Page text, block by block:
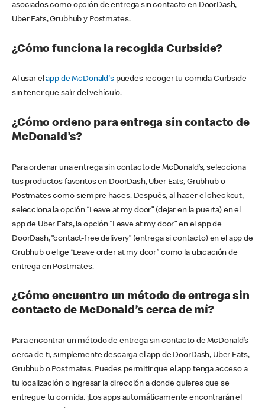
asociados como opción de entrega sin contacto en DoorDash,
Uber Eats, Grubhub y Postmates.
¿Cómo funciona la recogida Curbside?
Al usar elapp de McDonald'spuedes recoger tu comida Curbside
sin tener que salir del vehículo.
¿Cómo ordeno para entrega sin contacto de
McDonald’s?
Para ordenar una entrega sin contacto de McDonald’s, selecciona
tus productos favoritos en DoorDash, Uber Eats, Grubhub o
Postmates como siempre haces. Después, al hacer el checkout,
selecciona la opción “Leave at my door” (dejar en la puerta) en el
app de Uber Eats, la opción “Leave at my door” en el app de
DoorDash, “contact-free delivery” (entrega si contacto) en el app de
Grubhub o elige “Leave order at my door” como la ubicación de
entrega en Postmates.
¿Cómo encuentro un método de entrega sin
contacto de McDonald’s cerca de mí?
Para encontrar un método de entrega sin contacto de McDonald’s
cerca de ti, simplemente descarga el app de DoorDash, Uber Eats,
Grubhub o Postmates. Puedes permitir que el app tenga acceso a
tu localización o ingresar la dirección a donde quieres que se
entregue tu comida. ¡Los apps automáticamente encontrarán el